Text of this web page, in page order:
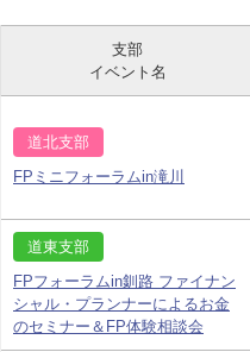
支部
イベント名
道北支部
FPミニフォーラムin滝川
道東支部
FPフォーラムin釧路 ファイナン
シャル・プランナーによるお金
のセミナー＆FP体験相談会